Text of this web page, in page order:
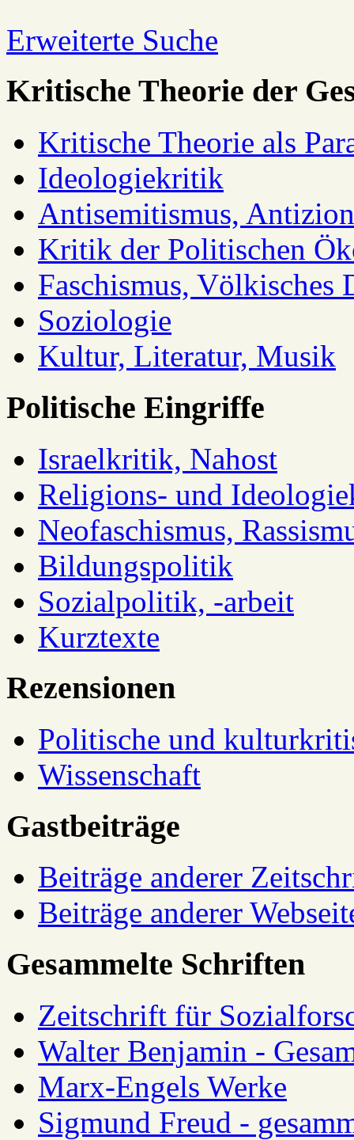
Erweiterte Suche
Kritische Theorie der
Kritische Theorie als
Ideologiekritik
Antisemitismus,
Kritik der Politischen
Faschismus, Völkisches
Soziologie
Kultur, Literatur, Musik
Politische Eingriffe
Israelkritik, Nahost
Religions- und
Neofaschismus,
Bildungspolitik
Sozialpolitik, -arbeit
Kurztexte
Rezensionen
Politische und
Wissenschaft
Gastbeiträge
Beiträge anderer
Beiträge anderer
Gesammelte Schriften
Zeitschrift für
Walter Benjamin -
Marx-Engels Werke
Sigmund Freud -